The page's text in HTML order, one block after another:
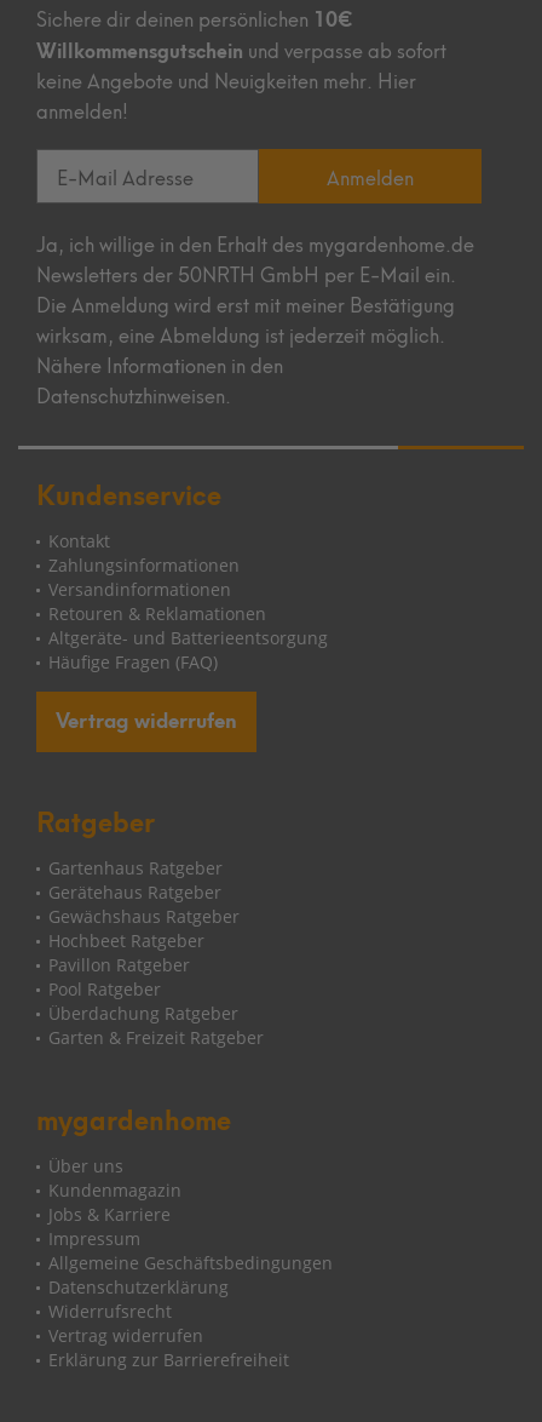
Sichere dir deinen persönlichen 10€
Willkommensgutschein und verpasse ab sofort
keine Angebote und Neuigkeiten mehr. Hier
anmelden!
Anmelden
Ja, ich willige in den Erhalt des mygardenhome.de
Newsletters der 50NRTH GmbH per E-Mail ein.
Die Anmeldung wird erst mit meiner Bestätigung
wirksam, eine Abmeldung ist jederzeit möglich.
Nähere Informationen in den
Datenschutzhinweisen.
Kundenservice
Kontakt
Zahlungsinformationen
Versandinformationen
Retouren & Reklamationen
Altgeräte- und Batterieentsorgung
Häufige Fragen (FAQ)
Vertrag widerrufen
Ratgeber
Gartenhaus Ratgeber
Gerätehaus Ratgeber
Gewächshaus Ratgeber
Hochbeet Ratgeber
Pavillon Ratgeber
Pool Ratgeber
Überdachung Ratgeber
Garten & Freizeit Ratgeber
mygardenhome
Über uns
Kundenmagazin
Jobs & Karriere
Impressum
Allgemeine Geschäftsbedingungen
Datenschutzerklärung
Widerrufsrecht
Vertrag widerrufen
Erklärung zur Barrierefreiheit